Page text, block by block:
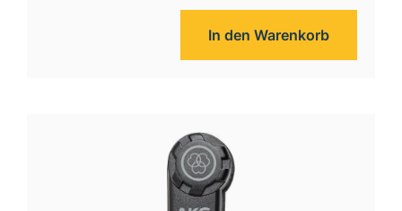
In den Warenkorb